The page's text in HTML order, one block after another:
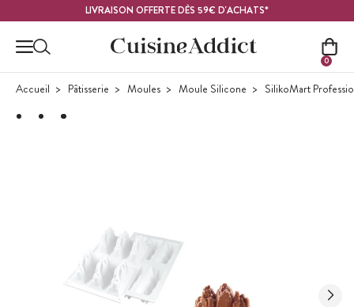
LIVRAISON OFFERTE DÈS 59€ D'ACHATS*
0
Accueil Pâtisserie Moules Moule Silicone SilikoMart